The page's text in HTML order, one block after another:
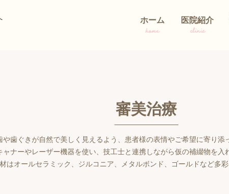
ホーム
home
医院紹介
clinic
審美治療
や歯ぐきが自然で美しく見えるよう、患者様の表情やご希望に寄り添
ャナーやレーザー機器を使い、技工士と連携しながら仮の補綴物を入
はオールセラミック、ジルコニア、メタルボンド、ゴールドなど多彩